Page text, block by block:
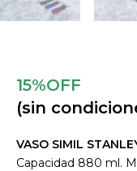
15%OFF
(sin
VASO SIMIL
Capacidad 880 ml.